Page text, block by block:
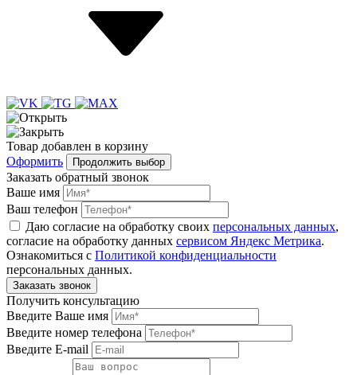
Товар добавлен в корзину
Оформить
Продолжить выбор
Заказать обратный звонок
Ваше имя
Ваш телефон
Даю согласие на обработку своих персональных данных,
согласие на обработку данных сервисом Яндекс Метрика.
Ознакомиться с Политикой конфиденциальности
персональных данных.
Получить консультацию
Введите Ваше имя
Введите номер телефона
Введите E-mail